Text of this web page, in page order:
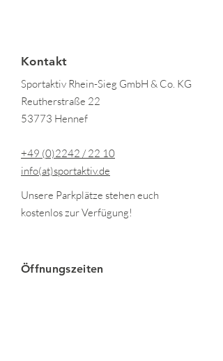
Kontakt
Sportaktiv Rhein-Sieg GmbH & Co. KG
Reutherstraße 22
53773 Hennef
+49 (0)2242 / 22 10
info(at)sportaktiv.de
Unsere Parkplätze stehen euch
kostenlos zur Verfügung!
Öffnungszeiten